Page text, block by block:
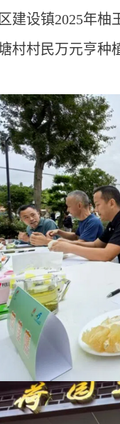
建设镇2025年
村村民万元亨种